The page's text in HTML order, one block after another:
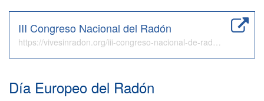
III Congreso Nacional del Radón
https://vivesinradon.org/iii-congreso-nacional-de-radon/?mc_cid=44b5e2e372&mc_eid=b2c5cfcfca
Día Europeo del Radón